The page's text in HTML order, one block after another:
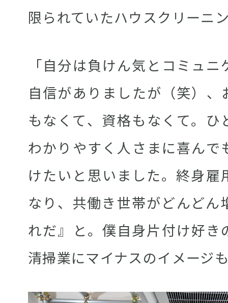
限られていたハウスクリーニ
「自分は負けん気とコミュ
自信がありましたが（笑）
もなくて、資格もなくて。ひ
わかりやすく人さまに喜んで
けたいと思いました。終身雇
なり、共働き世帯がどんどん
れだ』と。僕自身片付け好き
清掃業にマイナスのイメージ